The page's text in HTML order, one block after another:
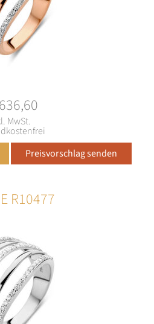
MwSt.
R10477